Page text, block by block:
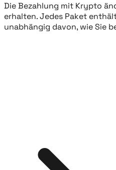
Die Bezahlung mit Krypto
erhalten. Jedes Paket
unabhängig davon, wie Sie